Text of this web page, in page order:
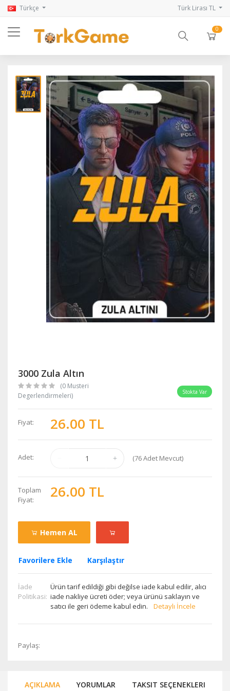
Türkçe Türk Lirası TL
0
3000 Zula Altın
(0 Musteri
Degerlendirmeleri)
Stokta Var
Fiyat: 26.00 TL
Adet: (76Adet Mevcut)
Toplam
Fiyat:
26.00 TL
Hemen AL
Favorilere Ekle Karşılaştır
İade
Politikasi:
Ürün tarif edildiği gibi değilse iade kabul edilir, alıcı
iade nakliye ücreti öder; veya ürünü saklayın ve
satıcı ile geri ödeme kabul edin.
Detaylı İncele
Paylaş:
AÇIKLAMA YORUMLAR TAKSIT SEÇENEKLERI